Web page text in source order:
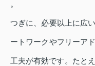
。
つぎに、必要以上に広
ートワークやフリーア
工夫が有効です。たと